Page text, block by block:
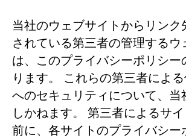
当社のウェブサイトからリンク
されている第三者の管理するウ
は、このプライバシーポリシー
ります。 これらの第三者によ
へのセキュリティについて、当
しかねます。 第三者によるサ
前に、各サイトのプライバシー